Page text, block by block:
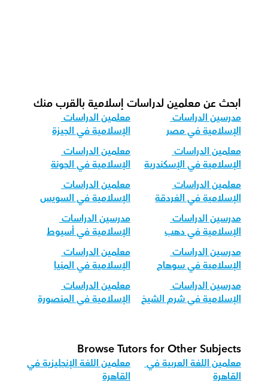
ابحث عن معلمين لدراسات إسلامية بالقرب منك
مدرسين الدراسات
الإسلامية في مصر
معلمين الدراسات
الإسلامية في الجيزة
معلمين الدراسات
الإسلامية في الإسكندرية
معلمين الدراسات
الإسلامية في الجونة
معلمين الدراسات
الإسلامية في الغردقة
معلمين الدراسات
الإسلامية في السويس
مدرسين الدراسات
الإسلامية في دهب
مدرسين الدراسات
الإسلامية في أسيوط
مدرسين الدراسات
الإسلامية في سوهاج
معلمين الدراسات
الإسلامية في المنيا
مدرسين الدراسات
الإسلامية في شرم الشيخ
معلمين الدراسات
الإسلامية في المنصورة
Browse Tutors for Other Subjects
معلمين اللغة العربية في
القاهرة
معلمين اللغة الإنجليزية في
القاهرة